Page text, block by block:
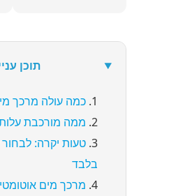
תוכן
כמה עולה מרכך
ממה מורכבת
טעות יקרה:
בלבד
מרכך מים